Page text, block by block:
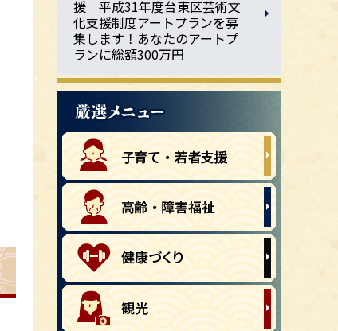
援 平成31年度台東区芸術文
化支援制度アートプランを募
集します！あなたのアートプ
ランに総額300万円